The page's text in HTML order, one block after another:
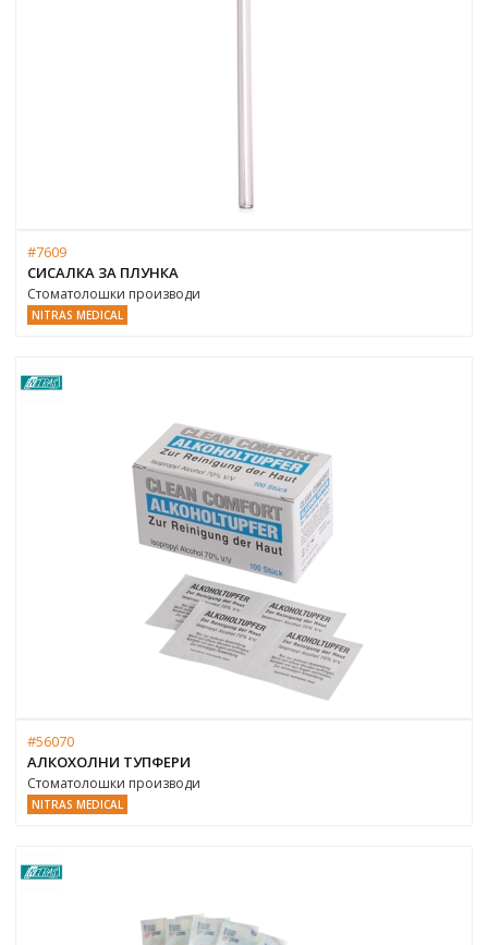
#7609
СИСАЛКА ЗА ПЛУНКА
Стоматолошки производи
NITRAS MEDICAL
#56070
АЛКОХОЛНИ ТУПФЕРИ
Стоматолошки производи
NITRAS MEDICAL